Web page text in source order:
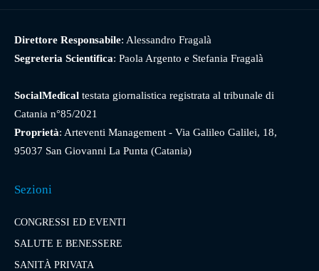
Direttore Responsabile: Alessandro Fragalà
Segreteria Scientifica: Paola Argento e Stefania Fragalà
SocialMedical testata giornalistica registrata al tribunale di
Catania n°85/2021
Proprietà: Arteventi Management - Via Galileo Galilei, 18,
95037 San Giovanni La Punta (Catania)
Sezioni
CONGRESSI ED EVENTI
SALUTE E BENESSERE
SANITÀ PRIVATA